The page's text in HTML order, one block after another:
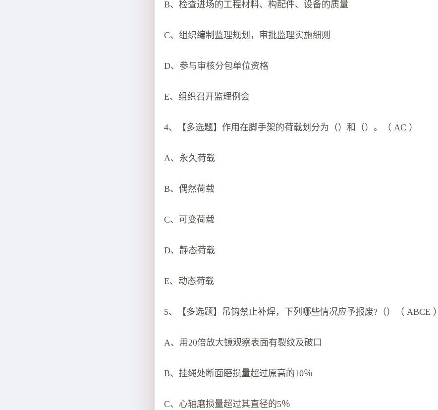
B、检查进场的工程材料、构配件、设备的质量
C、组织编制监理规划，审批监理实施细则
D、参与审核分包单位资格
E、组织召开监理例会
4、【多选题】作用在脚手架的荷载划分为（）和（）。（ AC ）
A、永久荷载
B、偶然荷载
C、可变荷载
D、静态荷载
E、动态荷载
5、【多选题】吊钩禁止补焊，下列哪些情况应予报废?（）（ ABCE ）
A、用20倍放大镜观察表面有裂纹及破口
B、挂绳处断面磨损量超过原高的10％
C、心轴磨损量超过其直径的5％